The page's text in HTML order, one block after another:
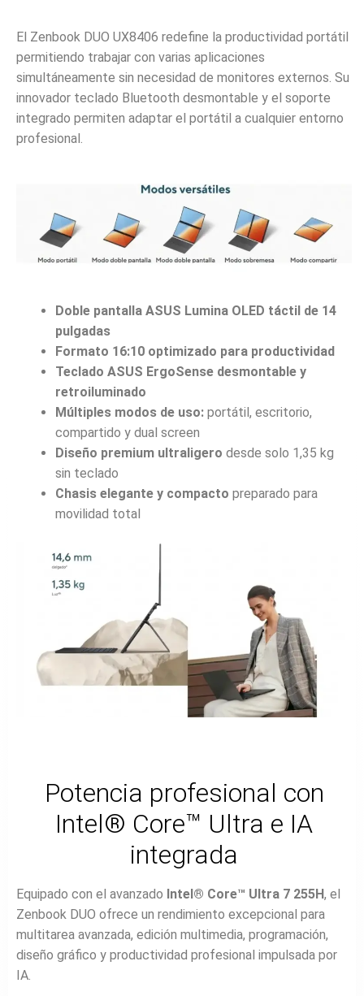
El Zenbook DUO UX8406 redefine la productividad portátil
permitiendo trabajar con varias aplicaciones
simultáneamente sin necesidad de monitores externos. Su
innovador teclado Bluetooth desmontable y el soporte
integrado permiten adaptar el portátil a cualquier entorno
profesional.
Doble pantalla ASUS Lumina OLED táctil de 14
pulgadas
Formato 16:10 optimizado para productividad
Teclado ASUS ErgoSense desmontable y
retroiluminado
Múltiples modos de uso: portátil, escritorio,
compartido y dual screen
Diseño premium ultraligero desde solo 1,35 kg
sin teclado
Chasis elegante y compacto preparado para
movilidad total
Potencia profesional con
Intel® Core™ Ultra e IA
integrada
Equipado con el avanzado Intel® Core™ Ultra 7 255H, el
Zenbook DUO ofrece un rendimiento excepcional para
multitarea avanzada, edición multimedia, programación,
diseño gráfico y productividad profesional impulsada por
IA.